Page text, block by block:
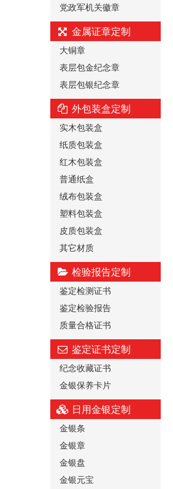
党政军机关徽章
金属证章定制
大铜章
表层包金纪念章
表层包银纪念章
外包装盒定制
实木包装盒
纸质包装盒
红木包装盒
普通纸盒
绒布包装盒
塑料包装盒
皮质包装盒
其它材质
检验报告定制
鉴定检测证书
鉴定检验报告
质量合格证书
鉴定证书定制
纪念收藏证书
金银保养卡片
日用金银定制
金银条
金银章
金银盘
金银元宝